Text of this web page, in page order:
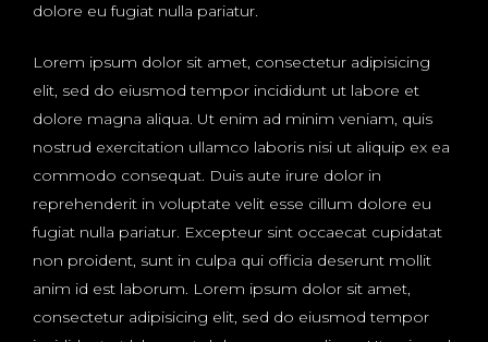
dolore eu fugiat nulla pariatur.
Lorem ipsum dolor sit amet, consectetur adipisicing
elit, sed do eiusmod tempor incididunt ut labore et
dolore magna aliqua. Ut enim ad minim veniam, quis
nostrud exercitation ullamco laboris nisi ut aliquip ex ea
commodo consequat. Duis aute irure dolor in
reprehenderit in voluptate velit esse cillum dolore eu
fugiat nulla pariatur. Excepteur sint occaecat cupidatat
non proident, sunt in culpa qui officia deserunt mollit
anim id est laborum. Lorem ipsum dolor sit amet,
consectetur adipisicing elit, sed do eiusmod tempor